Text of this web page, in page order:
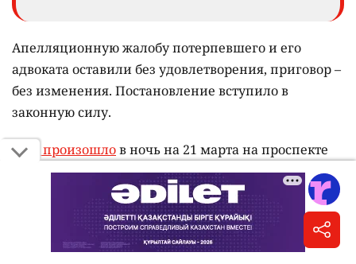
Апелляционную жалобу потерпевшего и его
адвоката оставили без удовлетворения, приговор –
без изменения. Постановление вступило в
законную силу.
ДТП произошлов ночь на 21 марта на проспекте
Аль-Фараби. Погибли три человека – водитель
Mercedes и две пассажирки. По данным следствия,
Zeekr под управлением Александра Пака выехал
на встречную полосу, где столкнулся с Mercedes.